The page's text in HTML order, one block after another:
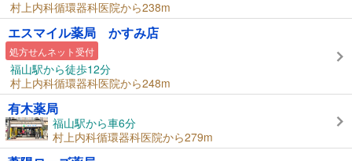
村上内科循環器科医院から238m
エスマイル薬局 かすみ店
処方せんネット受付
福山駅から徒歩12分
村上内科循環器科医院から248m
有木薬局
福山駅から車6分
村上内科循環器科医院から279m